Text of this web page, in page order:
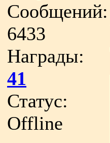
Сообщений:
6433
Награды:
41
Статус:
Offline